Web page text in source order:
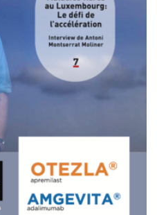
mais souvent réversibles
pour soutenir les
radiologie : le workflow
première étude clinique